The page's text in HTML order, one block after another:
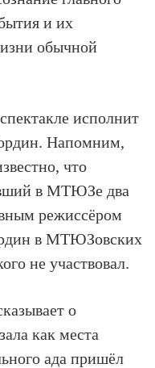
и их
обычной
исполнит
Напомним,
что
в МТЮЗе два
режиссёром
в МТЮЗовских
не участвовал.
о
как места
ада пришёл